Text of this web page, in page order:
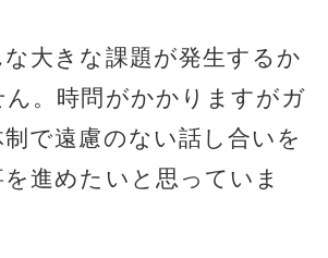
大きな課題が発生するか
ん。時問がかかりますがガ
で遠慮のない話し合いを
進めたいと思っていま